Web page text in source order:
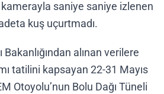
saniye saniye izlenen
kuş uçurtmadı.
alınan verilere
tatilini kapsayan 22-31 Mayıs
Otoyolu’nun Bolu Dağı Tüneli